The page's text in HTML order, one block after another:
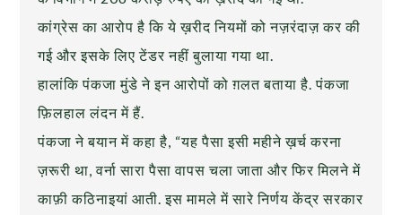
कांग्रेस का आरोप है कि ये ख़रीद नियमों को नज़रंदाज़ कर की
गई और इसके लिए टेंडर नहीं बुलाया गया था.
हालांकि पंकजा मुंडे ने इन आरोपों को ग़लत बताया है. पंकजा
फ़िलहाल लंदन में हैं.
पंकजा ने बयान में कहा है, “यह पैसा इसी महीने ख़र्च करना
ज़रूरी था, वर्ना सारा पैसा वापस चला जाता और फिर मिलने में
काफ़ी कठिनाइयां आती. इस मामले में सारे निर्णय केंद्र सरकार